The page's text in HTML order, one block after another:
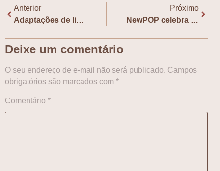
Anterior
Adaptações de livros e webtoons integram line-up coreano da Netflix
Próximo
NewPOP celebra 19 anos em evento e anuncia mais obras coreanas
Deixe um comentário
O seu endereço de e-mail não será publicado. Campos
obrigatórios são marcados com *
Comentário *